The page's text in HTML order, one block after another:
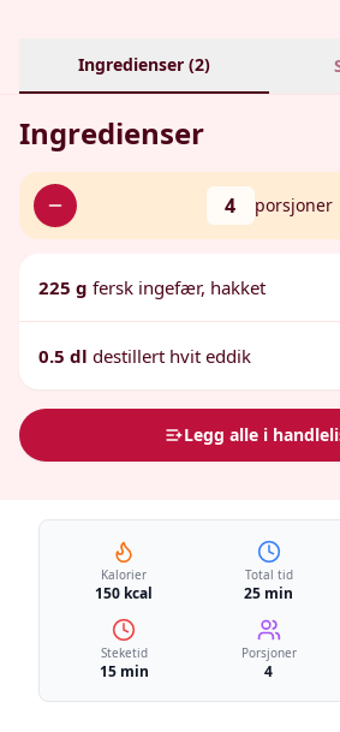
Ingredienser (2)
Ingredienser
4 porsjoner
225 g fersk ingefær, hakket
0.5 dl destillert hvit eddik
Legg alle i
Kalorier
150 kcal
Total tid
25 min
Steketid
15 min
Porsjoner
4